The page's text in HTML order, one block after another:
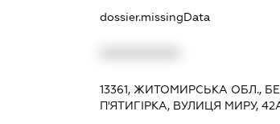
dossier.missingData
13361, ЖИТОМИРСЬКА ОБЛ.,
П'ЯТИГІРКА, ВУЛИЦЯ МИРУ,